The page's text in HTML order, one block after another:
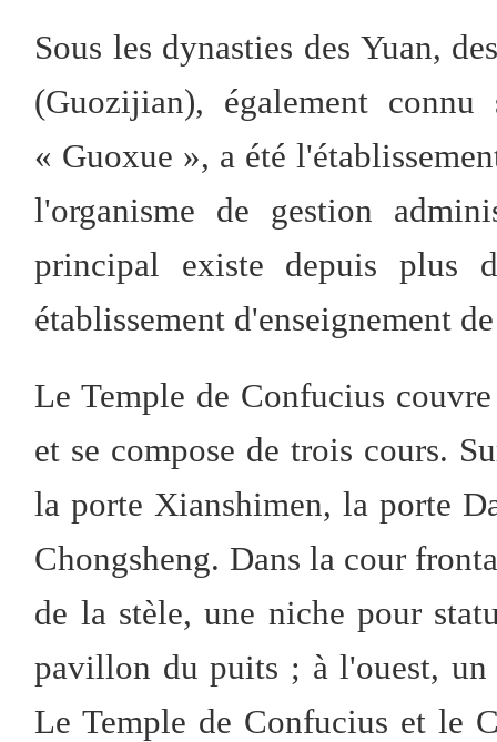
Sous les dynasties des Yuan,
(Guozijian), également
« Guoxue », a été
l'organisme de gestion
principal existe depuis plus
établissement d'enseignement
Le Temple de Confucius
et se compose de trois cours.
la porte Xianshimen, la porte
Chongsheng. Dans la cour
de la stèle, une niche pour
pavillon du puits ; à l'ouest,
Le Temple de Confucius et le